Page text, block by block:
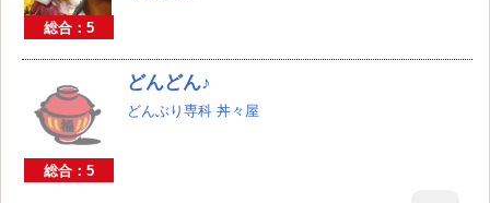
総合：5
総合：5
どんどん♪
どんぶり専科 丼々屋